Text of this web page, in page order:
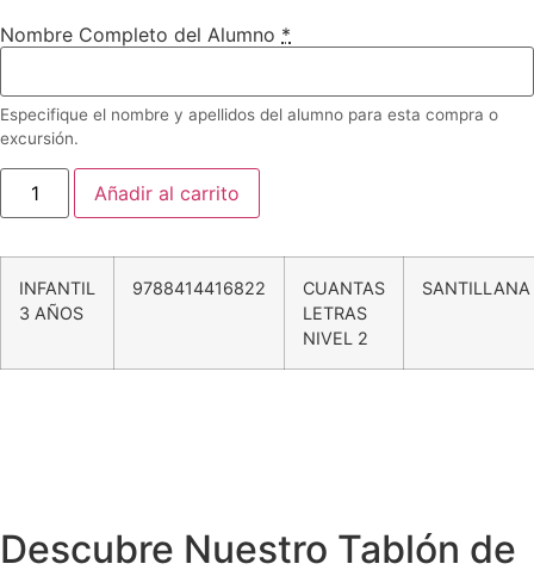
Nombre Completo del Alumno *
Especifique el nombre y apellidos del alumno para esta compra o
excursión.
Añadir al carrito
INFANTIL
3 AÑOS
9788414416822
CUANTAS
LETRAS
NIVEL 2
SANTILLANA
Piscina Radio
Enlaces Tienda Online
Descubre Nuestro Tablón de